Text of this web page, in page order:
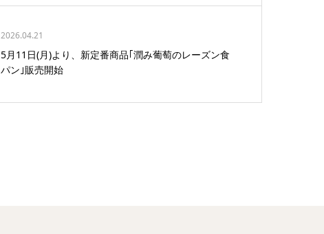
2026.04.21
5月11日(月)より、新定番商品｢潤み葡萄のレーズン食
パン｣販売開始